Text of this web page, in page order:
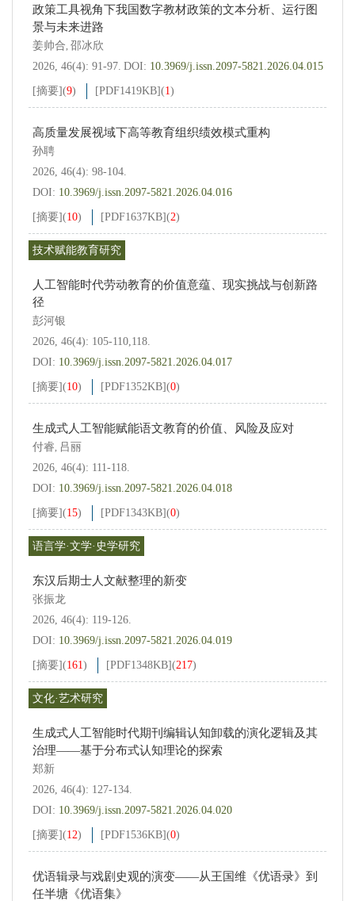
政策工具视角下我国数字教材政策的文本分析、运行图
景与未来进路
姜帅合, 邵冰欣
2026, 46(4): 91-97. DOI: 10.3969/j.issn.2097-5821.2026.04.015
[摘要](9) [PDF1419KB](1)
高质量发展视域下高等教育组织绩效模式重构
孙聘
2026, 46(4): 98-104.
DOI: 10.3969/j.issn.2097-5821.2026.04.016
[摘要](10) [PDF1637KB](2)
技术赋能教育研究
人工智能时代劳动教育的价值意蕴、现实挑战与创新路
径
彭河银
2026, 46(4): 105-110,118.
DOI: 10.3969/j.issn.2097-5821.2026.04.017
[摘要](10) [PDF1352KB](0)
生成式人工智能赋能语文教育的价值、风险及应对
付睿, 吕丽
2026, 46(4): 111-118.
DOI: 10.3969/j.issn.2097-5821.2026.04.018
[摘要](15) [PDF1343KB](0)
语言学·文学·史学研究
东汉后期士人文献整理的新变
张振龙
2026, 46(4): 119-126.
DOI: 10.3969/j.issn.2097-5821.2026.04.019
[摘要](161) [PDF1348KB](217)
文化·艺术研究
生成式人工智能时代期刊编辑认知卸载的演化逻辑及其
治理——基于分布式认知理论的探索
郑新
2026, 46(4): 127-134.
DOI: 10.3969/j.issn.2097-5821.2026.04.020
[摘要](12) [PDF1536KB](0)
优语辑录与戏剧史观的演变——从王国维《优语录》到
任半塘《优语集》